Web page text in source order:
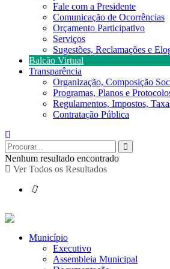
Fale com a Presidente
Comunicação de Ocorrências
Orçamento Participativo
Serviços
Sugestões, Reclamações e
Balcão Virtual
Transparência
Organização, Composição
Programas, Planos e
Regulamentos, Impostos,
Contratação Pública
Nenhum resultado encontrado
Ver Todos os Resultados
Município
Executivo
Assembleia Municipal